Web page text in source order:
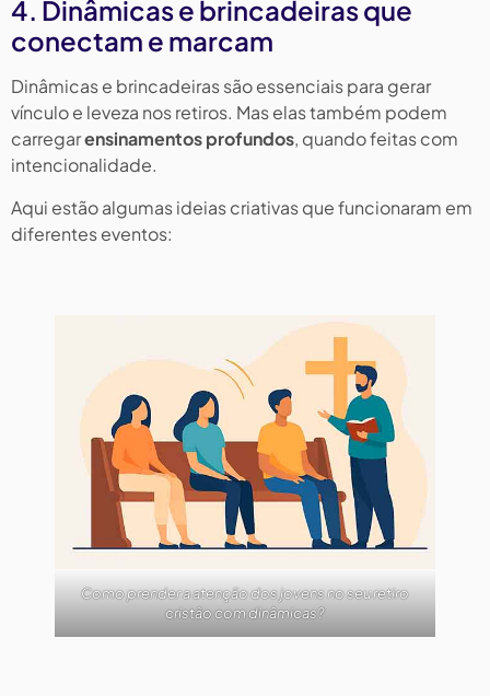
4. Dinâmicas e brincadeiras que
conectam e marcam
Dinâmicas e brincadeiras são essenciais para gerar
vínculo e leveza nos retiros. Mas elas também podem
carregarensinamentos profundos, quando feitas com
intencionalidade.
Aqui estão algumas ideias criativas que funcionaram em
diferentes eventos:
Como prender a atenção dos jovens no seu retiro
cristão com dinâmicas?